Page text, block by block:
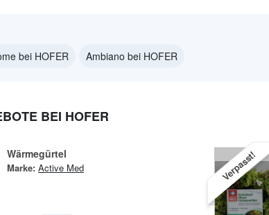
bei HOFER Ambiano bei HOFER
BEI HOFER
Wärmegürtel
Marke: Active Med Verpasst!